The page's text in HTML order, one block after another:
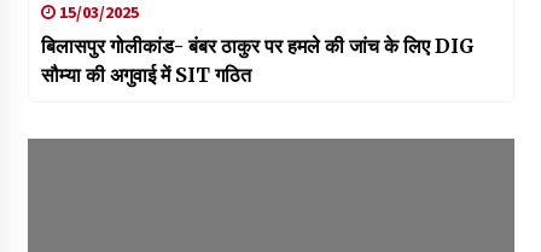
15/03/2025
बिलासपुर गोलीकांड- बंबर ठाकुर पर हमले की जांच के लिए DIG
सौम्या की अगुवाई में SIT गठित